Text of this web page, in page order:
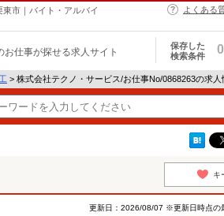
市｜バイト・アルバイ
よくある
お仕事が探せる求人サイト
保存した
検索条件
0
> 株式会社テクノ・サービス/お仕事No/0868263の求人
キ
更新日：2026/08/07 ※更新日時点の